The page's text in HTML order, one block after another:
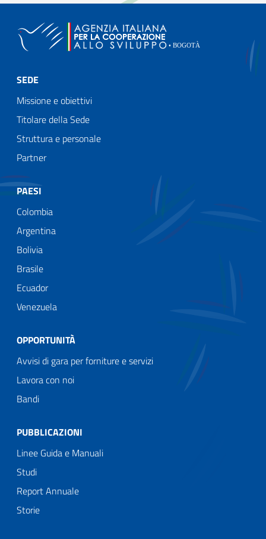
SEDE
Missione e obiettivi
Titolare della Sede
Struttura e personale
Partner
PAESI
Colombia
Argentina
Bolivia
Brasile
Ecuador
Venezuela
OPPORTUNITÀ
Avvisi di gara per forniture e servizi
Lavora con noi
Bandi
PUBBLICAZIONI
Linee Guida e Manuali
Studi
Report Annuale
Storie